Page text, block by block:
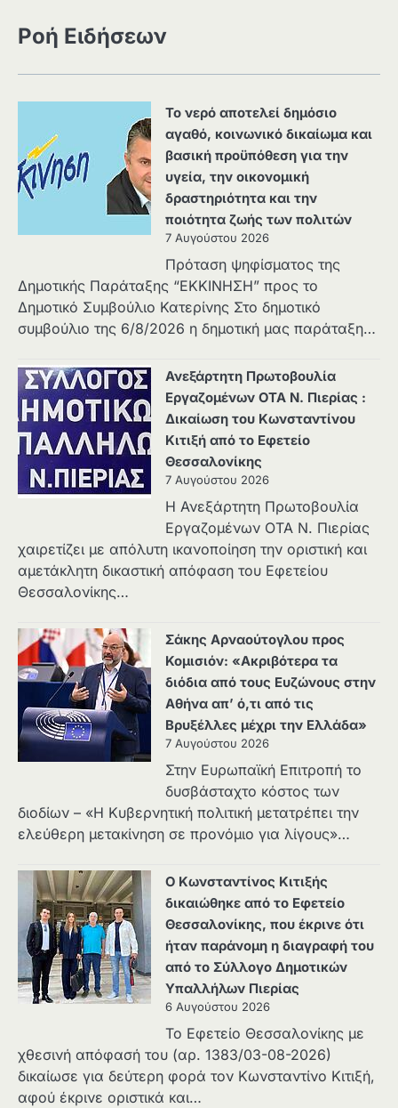
Ροή Ειδήσεων
Το νερό αποτελεί δημόσιο
αγαθό, κοινωνικό δικαίωμα και
βασική προϋπόθεση για την
υγεία, την οικονομική
δραστηριότητα και την
ποιότητα ζωής των πολιτών
7 Αυγούστου 2026
Πρόταση ψηφίσματος της
Δημοτικής Παράταξης “ΕΚΚΙΝΗΣΗ” προς το
Δημοτικό Συμβούλιο Κατερίνης Στο δημοτικό
συμβούλιο της 6/8/2026 η δημοτική μας παράταξη…
Ανεξάρτητη Πρωτοβουλία
Εργαζομένων ΟΤΑ Ν. Πιερίας :
Δικαίωση του Κωνσταντίνου
Κιτιξή από το Εφετείο
Θεσσαλονίκης
7 Αυγούστου 2026
Η Ανεξάρτητη Πρωτοβουλία
Εργαζομένων ΟΤΑ Ν. Πιερίας
χαιρετίζει με απόλυτη ικανοποίηση την οριστική και
αμετάκλητη δικαστική απόφαση του Εφετείου
Θεσσαλονίκης…
Σάκης Αρναούτογλου προς
Κομισιόν: «Ακριβότερα τα
διόδια από τους Ευζώνους στην
Αθήνα απ’ ό,τι από τις
Βρυξέλλες μέχρι την Ελλάδα»
7 Αυγούστου 2026
Στην Ευρωπαϊκή Επιτροπή το
δυσβάσταχτο κόστος των
διοδίων – «Η Κυβερνητική πολιτική μετατρέπει την
ελεύθερη μετακίνηση σε προνόμιο για λίγους»…
Ο Κωνσταντίνος Κιτιξής
δικαιώθηκε από το Εφετείο
Θεσσαλονίκης, που έκρινε ότι
ήταν παράνομη η διαγραφή του
από το Σύλλογο Δημοτικών
Υπαλλήλων Πιερίας
6 Αυγούστου 2026
Το Εφετείο Θεσσαλονίκης με
χθεσινή απόφασή του (αρ. 1383/03-08-2026)
δικαίωσε για δεύτερη φορά τον Κωνσταντίνο Κιτιξή,
αφού έκρινε οριστικά και…